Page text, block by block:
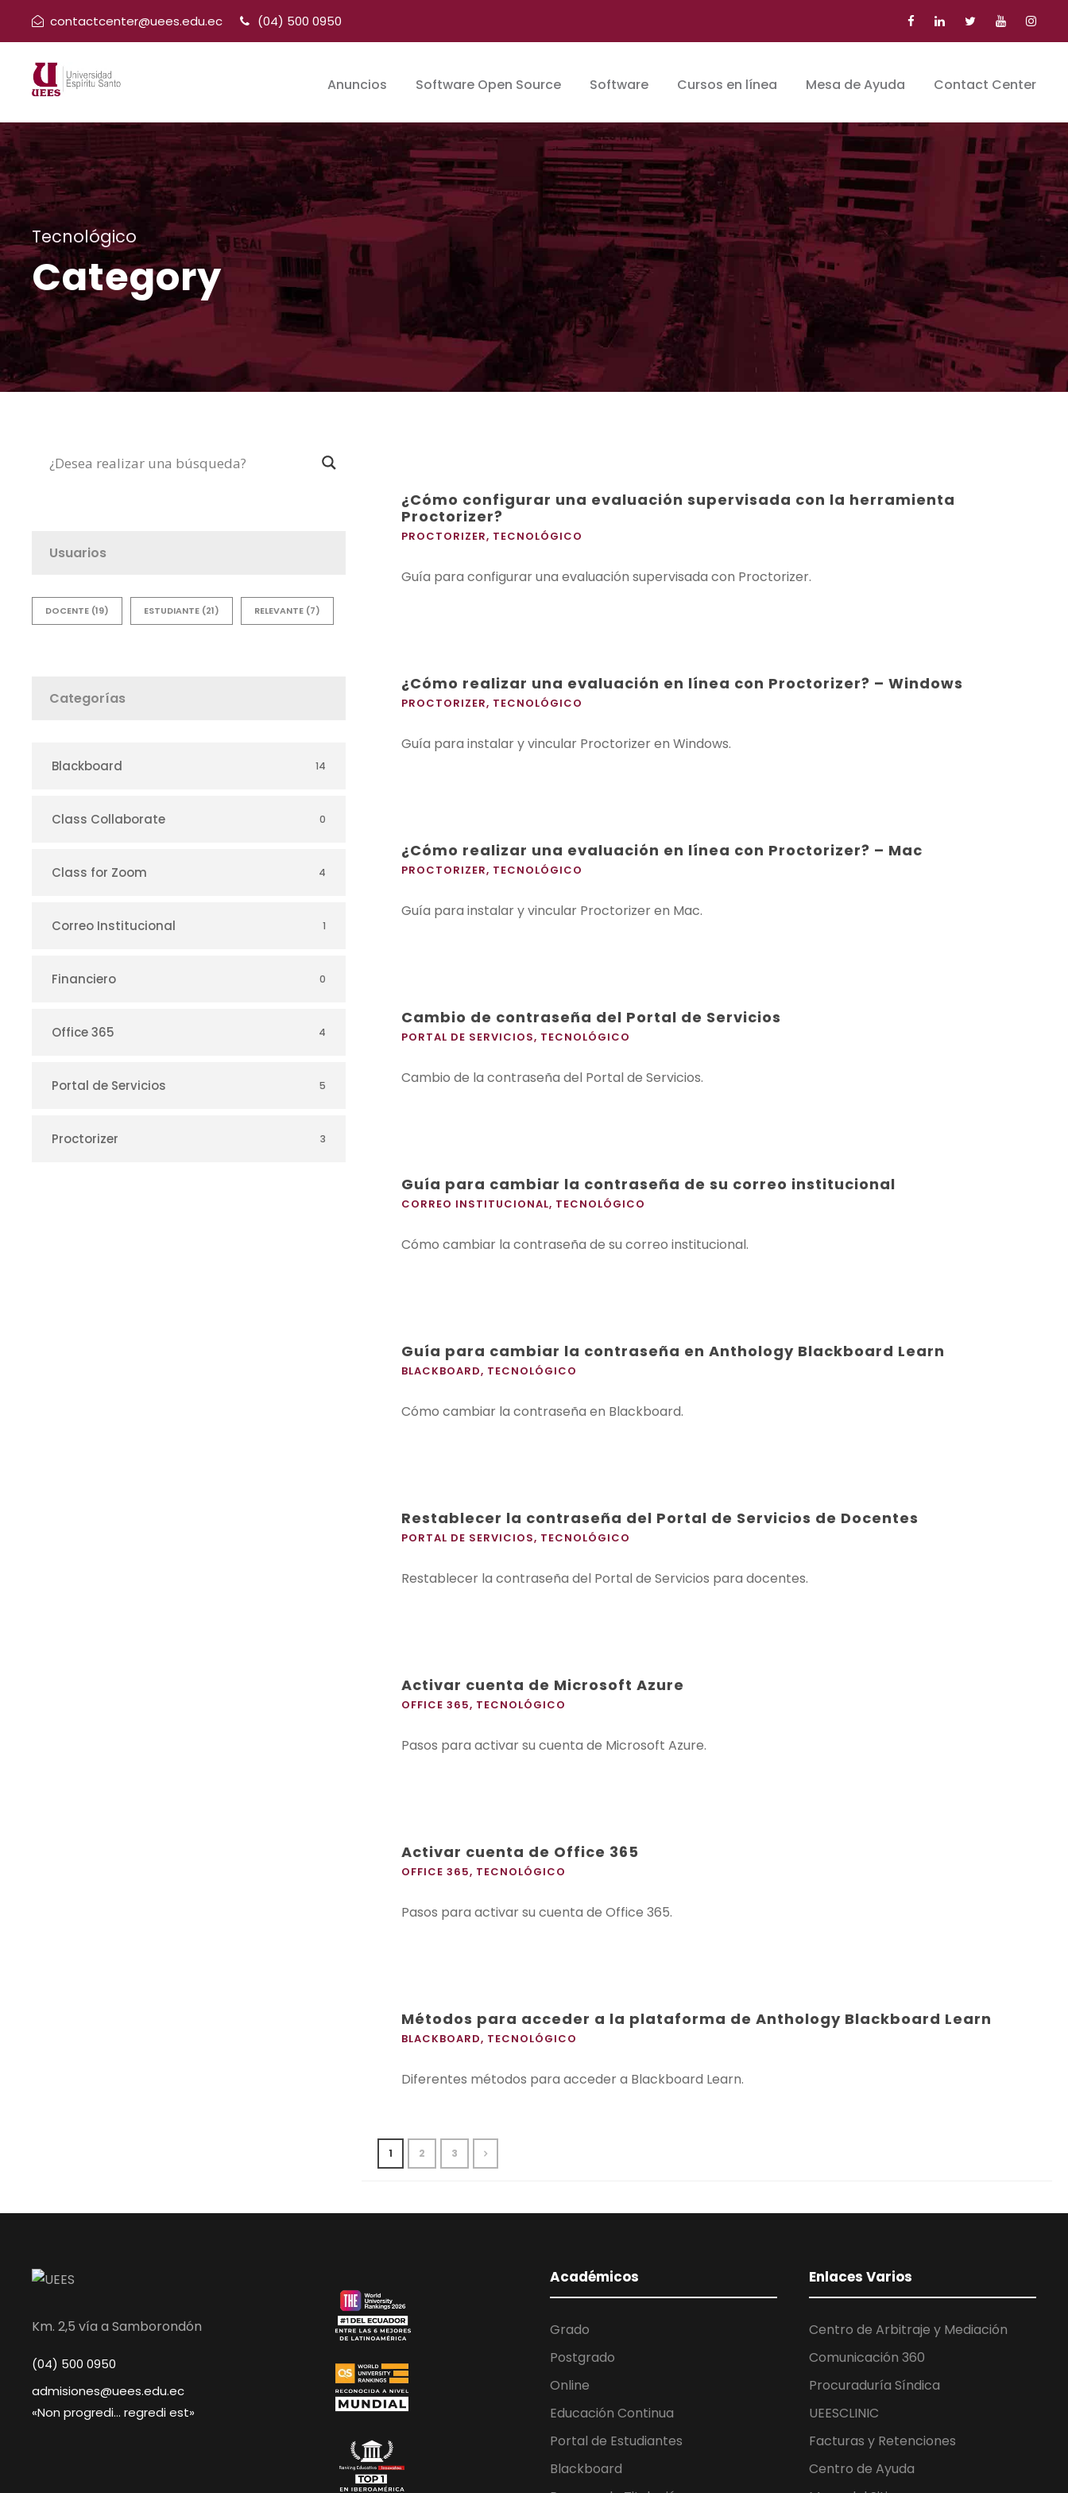
contactcenter@uees.edu.ec (04) 500 0950
Anuncios Software Open Source Software Cursos en línea Mesa de Ayuda Contact Center
Tecnológico
Category
¿Cómo configurar una evaluación supervisada con la herramienta
Proctorizer?
PROCTORIZER, TECNOLÓGICO
Guía para configurar una evaluación supervisada con Proctorizer.
¿Cómo realizar una evaluación en línea con Proctorizer? – Windows
PROCTORIZER, TECNOLÓGICO
Guía para instalar y vincular Proctorizer en Windows.
¿Cómo realizar una evaluación en línea con Proctorizer? – Mac
PROCTORIZER, TECNOLÓGICO
Guía para instalar y vincular Proctorizer en Mac.
Cambio de contraseña del Portal de Servicios
PORTAL DE SERVICIOS, TECNOLÓGICO
Cambio de la contraseña del Portal de Servicios.
Guía para cambiar la contraseña de su correo institucional
CORREO INSTITUCIONAL, TECNOLÓGICO
Cómo cambiar la contraseña de su correo institucional.
Guía para cambiar la contraseña en Anthology Blackboard Learn
BLACKBOARD, TECNOLÓGICO
Cómo cambiar la contraseña en Blackboard.
Restablecer la contraseña del Portal de Servicios de Docentes
PORTAL DE SERVICIOS, TECNOLÓGICO
Restablecer la contraseña del Portal de Servicios para docentes.
Activar cuenta de Microsoft Azure
OFFICE 365, TECNOLÓGICO
Pasos para activar su cuenta de Microsoft Azure.
Activar cuenta de Office 365
OFFICE 365, TECNOLÓGICO
Pasos para activar su cuenta de Office 365.
Métodos para acceder a la plataforma de Anthology Blackboard Learn
BLACKBOARD, TECNOLÓGICO
Diferentes métodos para acceder a Blackboard Learn.
1 2 3
Usuarios
DOCENTE (19) ESTUDIANTE (21) RELEVANTE (7)
Categorías
Blackboard 14
Class Collaborate 0
Class for Zoom 4
Correo Institucional 1
Financiero 0
Office 365 4
Portal de Servicios 5
Proctorizer 3
Km. 2,5 vía a Samborondón
(04) 500 0950
admisiones@uees.edu.ec
«Non progredi… regredi est»
Académicos
Grado
Postgrado
Online
Educación Continua
Portal de Estudiantes
Blackboard
Enlaces Varios
Centro de Arbitraje y Mediación
Comunicación 360
Procuraduría Síndica
UEESCLINIC
Facturas y Retenciones
Centro de Ayuda